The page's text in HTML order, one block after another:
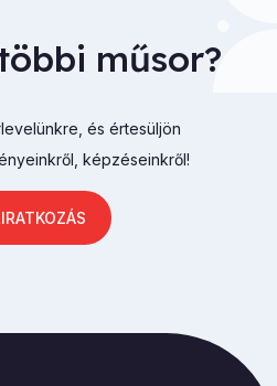
műsor?
és értesüljön
képzéseinkről!